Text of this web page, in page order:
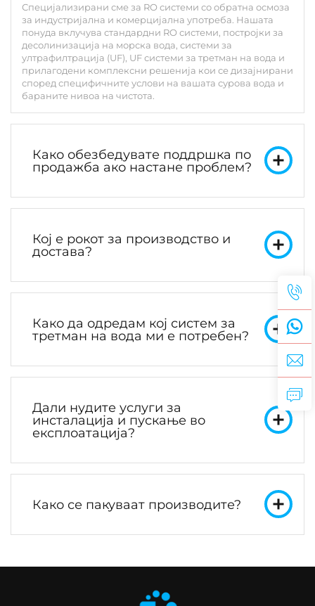
Специјализирани сме за RO системи со обратна осмоза
за индустријална и комерцијална употреба. Нашата
понуда вклучува стандардни RO системи, постројки за
десолинизација на морска вода, системи за
ултрафилтрација (UF), UF системи за третман на вода и
прилагодени комплексни решенија кои се дизајнирани
според специфичните услови на вашата сурова вода и
бараните нивоа на чистота.
Како обезбедувате поддршка по
продажба ако настане проблем?
Кој е рокот за производство и
достава?
Како да одредам кој систем за
третман на вода ми е потребен?
Дали нудите услуги за
инсталација и пускање во
експлоатација?
Како се пакуваат производите?